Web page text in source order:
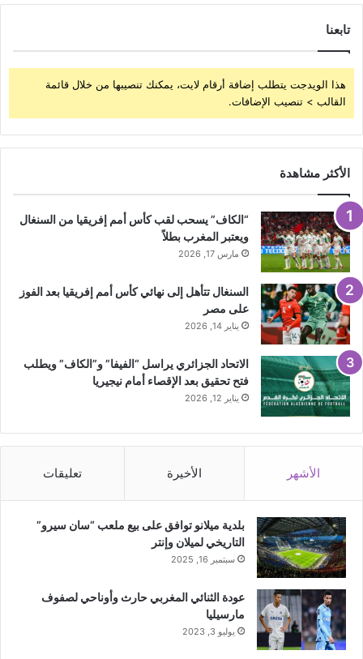
تابعنا
هذا الويدجت يتطلب إضافة أرقام لايت، يمكنك تنصيبها من خلال قائمة
القالب > تنصيب الإضافات.
الأكثر مشاهدة
“الكاف” يسحب لقب كأس أمم إفريقيا من السنغال
ويعتبر المغرب بطلاً
مارس 17, 2026
السنغال تتأهل إلى نهائي كأس أمم إفريقيا بعد الفوز
على مصر
يناير 14, 2026
الاتحاد الجزائري يراسل “الفيفا” و”الكاف” ويطلب
فتح تحقيق بعد الإقصاء أمام نيجيريا
يناير 12, 2026
الأشهر الأخيرة تعليقات
بلدية ميلانو توافق على بيع ملعب “سان سيرو”
التاريخي لميلان وإنتر
سبتمبر 16, 2025
عودة الثنائي المغربي حارث وأوناحي لصفوف
مارسيليا
يوليو 3, 2023